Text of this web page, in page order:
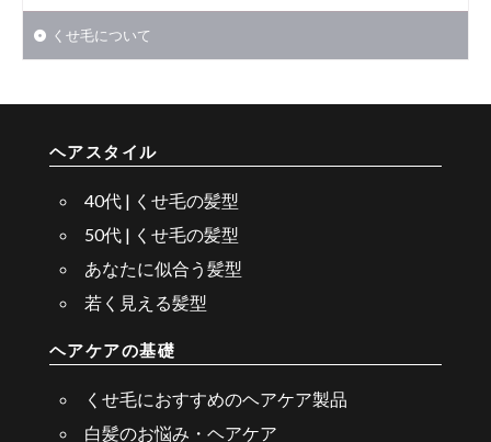
くせ毛について
ヘアスタイル
40代 | くせ毛の髪型
50代 | くせ毛の髪型
あなたに似合う髪型
若く見える髪型
ヘアケアの基礎
くせ毛におすすめのヘアケア製品
白髪のお悩み・ヘアケア